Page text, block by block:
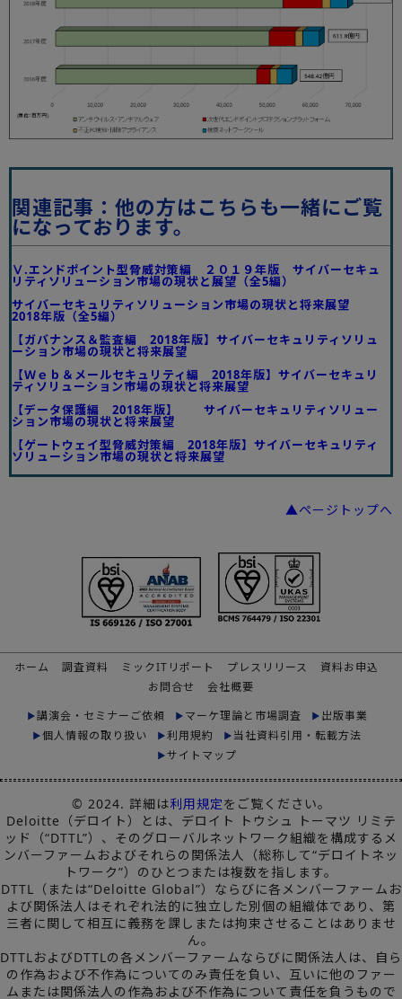
関連記事：他の方はこちらも一緒にご覧
になっております。
Ⅴ.エンドポイント型脅威対策編 ２０１９年版 サイバーセキュ
リティソリューション市場の現状と展望（全5編）
サイバーセキュリティソリューション市場の現状と将来展望
2018年版（全5編）
【ガバナンス＆監査編 2018年版】サイバーセキュリティソリュ
ーション市場の現状と将来展望
【Ｗｅｂ＆メールセキュリティ編 2018年版】サイバーセキュリ
ティソリューション市場の現状と将来展望
【データ保護編 2018年版】 サイバーセキュリティソリュー
ション市場の現状と将来展望
【ゲートウェイ型脅威対策編 2018年版】サイバーセキュリティ
ソリューション市場の現状と将来展望
▲ページトップへ
ホーム 調査資料 ミックITリポート プレスリリース
資料お申込
お問合せ
会社概要
講演会・セミナーご依頼
マーケ理論と市場調査
出版事業
個人情報の取り扱い
利用規約
当社資料引用・転載方法
サイトマップ
© 2024. 詳細は利用規定をご覧ください。
Deloitte（デロイト）とは、デロイト トウシュ トーマツ リミテ
ッド（“DTTL”）、そのグローバルネットワーク組織を構成するメ
ンバーファームおよびそれらの関係法人（総称して“デロイトネッ
トワーク”）のひとつまたは複数を指します。
DTTL（または“Deloitte Global”）ならびに各メンバーファームお
よび関係法人はそれぞれ法的に独立した別個の組織体であり、第
三者に関して相互に義務を課しまたは拘束させることはありませ
ん。
DTTLおよびDTTLの各メンバーファームならびに関係法人は、自ら
の作為および不作為についてのみ責任を負い、互いに他のファー
ムまたは関係法人の作為および不作為について責任を負うもので